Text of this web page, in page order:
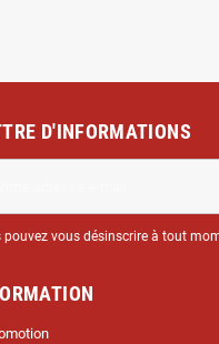
D'INFORMATIONS
pouvez vous désinscrire à tout